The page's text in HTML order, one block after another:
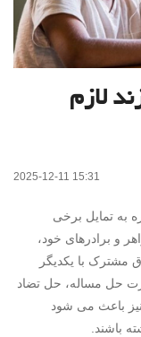
لازم
2025-12-11 15:31
به تمایل برخی
و برادرهای خود،
مشترک با یکدیگر
حل مساله، حل تضاد
باعث می شود
باشند.